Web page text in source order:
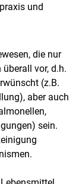
und
die nur
vor, d.h.
(z.B.
aber auch
sein.